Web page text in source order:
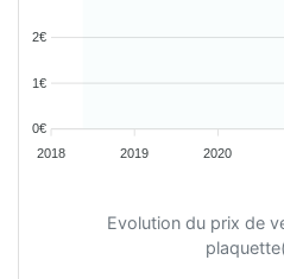
2€
1€
0€
2018
2019 2020
Evolution du prix de